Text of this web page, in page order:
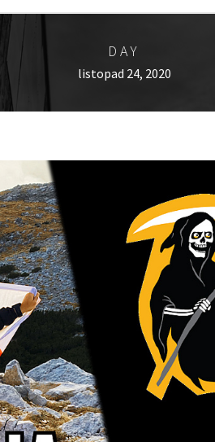
DAY
listopad 24, 2020